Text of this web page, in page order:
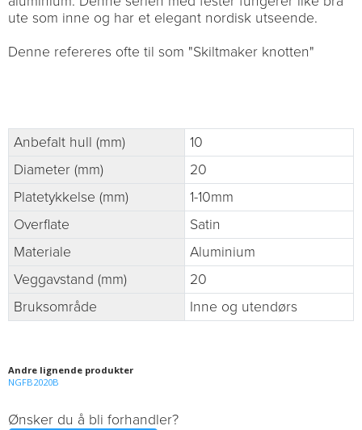
ute som inne og har et elegant nordisk utseende.
Denne refereres ofte til som "Skiltmaker knotten"
Anbefalt hull (mm)
10
Diameter (mm)
20
Platetykkelse (mm)
1-10mm
Overflate
Satin
Materiale
Aluminium
Veggavstand (mm)
20
Bruksområde
Inne og utendørs
Andre lignende produkter
NGFB2020B
Ønsker du å bli forhandler?